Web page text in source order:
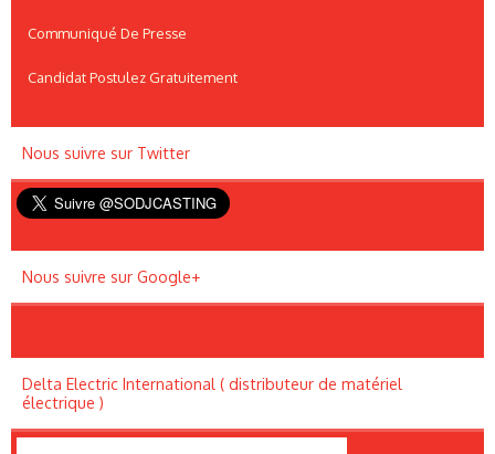
Communiqué De Presse
Candidat Postulez Gratuitement
Nous suivre sur Twitter
Nous suivre sur Google+
Delta Electric International ( distributeur de matériel
électrique )